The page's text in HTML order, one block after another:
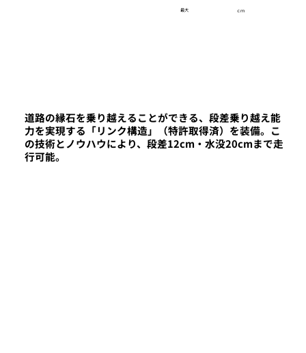
最大 ｃｍ
道路の縁石を乗り越えることができる、段差乗り越え能
力を実現する「リンク構造」（特許取得済）を装備。こ
の技術とノウハウにより、段差12cm・水没20cmまで走
行可能。